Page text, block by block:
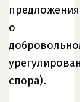
предложения
о
спора).